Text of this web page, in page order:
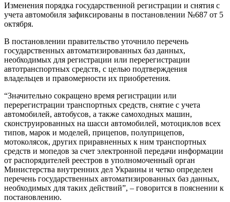
Изменения порядка государственной регистрации и снятия с
учета автомобиля зафиксированы в постановлении №687 от 5
октября.
В постановлении правительство уточнило перечень
государственных автоматизированных баз данных,
необходимых для регистрации или перерегистрации
автотранспортных средств, с целью подтверждения
владельцев и правомерности их приобретения.
“Значительно сокращено время регистрации или
перерегистрации транспортных средств, снятие с учета
автомобилей, автобусов, а также самоходных машин,
сконструированных на шасси автомобилей, мотоциклов всех
типов, марок и моделей, прицепов, полуприцепов,
мотоколясок, других приравненных к ним транспортных
средств и мопедов за счет электронной передачи информации
от распорядителей реестров в уполномоченный орган
Министерства внутренних дел Украины и четко определен
перечень государственных автоматизированных баз данных,
необходимых для таких действий”, – говорится в пояснении к
постановлению.